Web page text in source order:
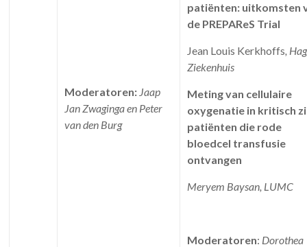
Moderatoren: Jaap
Jan Zwaginga en Peter
van den Burg
patiënten: uitkomsten
de PREPAReS Trial
Jean Louis Kerkhoffs,
Ziekenhuis
Meting van cellulaire
oxygenatie in kritisch
patiënten die rode
bloedcel transfusie
ontvangen
Meryem Baysan, LUMC
Moderatoren: Dorothea